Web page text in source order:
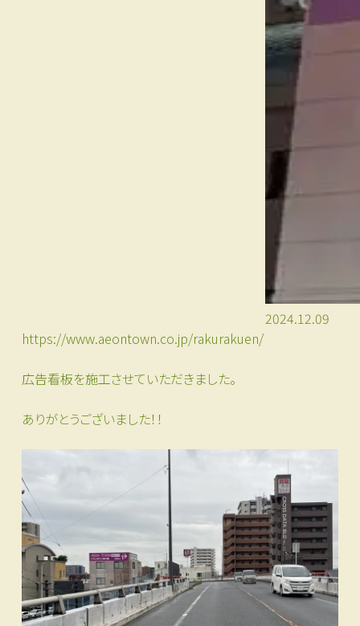
2024.12.09
https://www.aeontown.co.jp/rakurakuen/
広告看板を施工させていただきました。
ありがとうございました！！